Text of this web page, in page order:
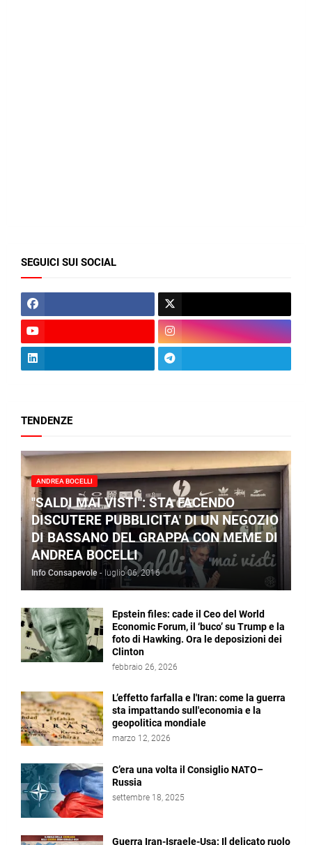
SEGUICI SUI SOCIAL
TENDENZE
ANDREA BOCELLI
"SALDI MAI VISTI": STA FACENDO
DISCUTERE PUBBLICITA' DI UN NEGOZIO
DI BASSANO DEL GRAPPA CON MEME DI
ANDREA BOCELLI
Info Consapevole - luglio 06, 2016
Epstein files: cade il Ceo del World
Economic Forum, il ‘buco’ su Trump e la
foto di Hawking. Ora le deposizioni dei
Clinton
febbraio 26, 2026
L’effetto farfalla e l'Iran: come la guerra
sta impattando sull'economia e la
geopolitica mondiale
marzo 12, 2026
C’era una volta il Consiglio NATO–
Russia
settembre 18, 2025
Guerra Iran-Israele-Usa: Il delicato ruolo